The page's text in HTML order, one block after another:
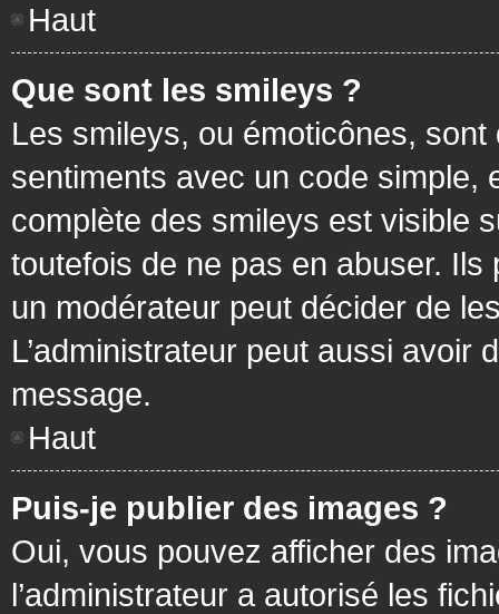
Haut
Que sont les smileys ?
Les smileys, ou émoticônes,
sentiments avec un code simple,
complète des smileys est visible
toutefois de ne pas en abuser.
un modérateur peut décider de
L’administrateur peut aussi avoir
message.
Haut
Puis-je publier des images ?
Oui, vous pouvez afficher des
l’administrateur a autorisé les